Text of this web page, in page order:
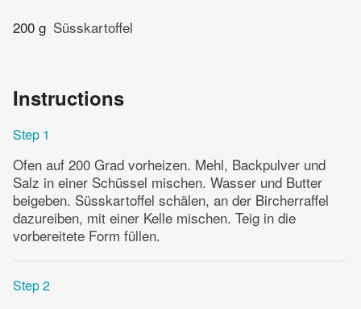
200 g Süsskartoffel
Instructions
Step 1
Ofen auf 200 Grad vorheizen. Mehl, Backpulver und
Salz in einer Schüssel mischen. Wasser und Butter
beigeben. Süsskartoffel schälen, an der Bircherraffel
dazureiben, mit einer Kelle mischen. Teig in die
vorbereitete Form füllen.
Step 2